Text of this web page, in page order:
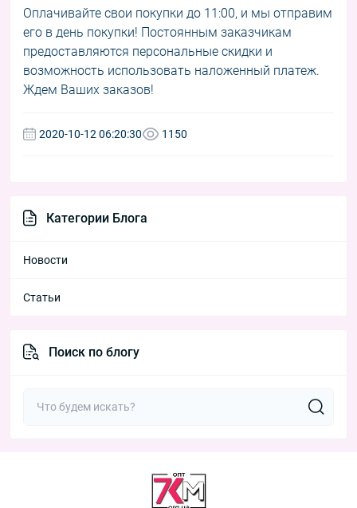
Оплачивайте свои покупки до 11:00, и мы отправим
его в день покупки! Постоянным заказчикам
предоставляются персональные скидки и
возможность использовать наложенный платеж.
Ждем Ваших заказов!
2020-10-12 06:20:30 1150
Категории Блога
Новости
Статьи
Поиск по блогу